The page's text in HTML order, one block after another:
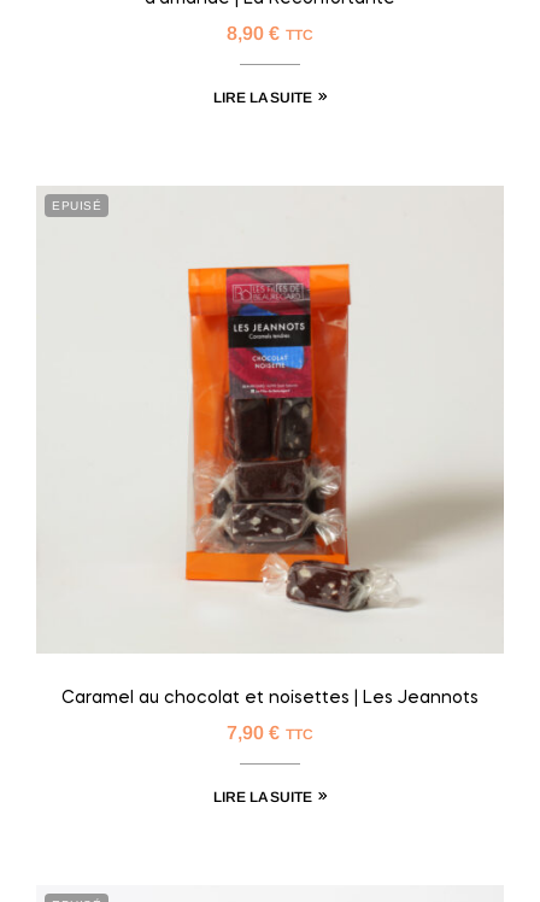
8,90 € TTC
LIRE LA SUITE
EPUISÉ
Caramel au chocolat et noisettes | Les Jeannots
7,90 € TTC
LIRE LA SUITE